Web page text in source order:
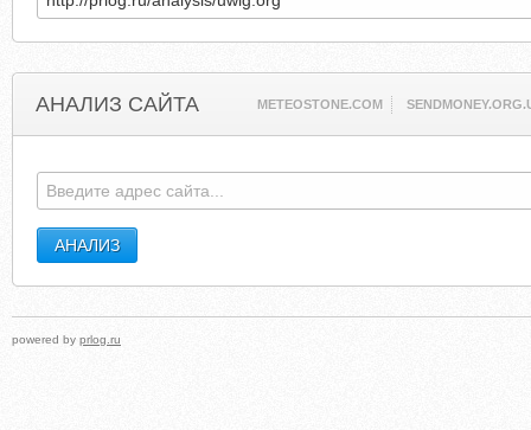
АНАЛИЗ САЙТА METEOSTONE.COM
powered by prlog.ru